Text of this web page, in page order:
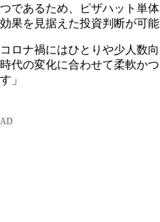
つであるため、ピザハット単
効果を見据えた投資判断が可
コロナ禍にはひとりや少人数
時代の変化に合わせて柔軟か
す」